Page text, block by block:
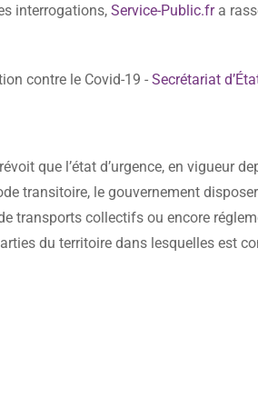
interrogations, Service-Public.fra
contre le Covid-19 - Secrétariat
que l’état d’urgence, en vigueur
transitoire, le gouvernement
transports collectifs ou encore
du territoire dans lesquelles est